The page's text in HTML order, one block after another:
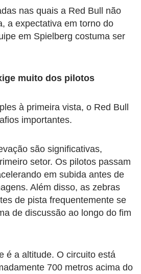
nas quais a Red Bull não
a expectativa em torno do
em Spielberg costuma ser
muito dos pilotos
à primeira vista, o Red Bull
importantes.
são significativas,
setor. Os pilotos passam
em subida antes de
Além disso, as zebras
de pista frequentemente se
de discussão ao longo do fim
é a altitude. O circuito está
700 metros acima do